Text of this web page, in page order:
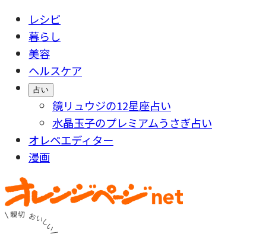
レシピ
暮らし
美容
ヘルスケア
占い
鏡リュウジの12星座占い
水晶玉子のプレミアムうさぎ占い
オレペエディター
漫画